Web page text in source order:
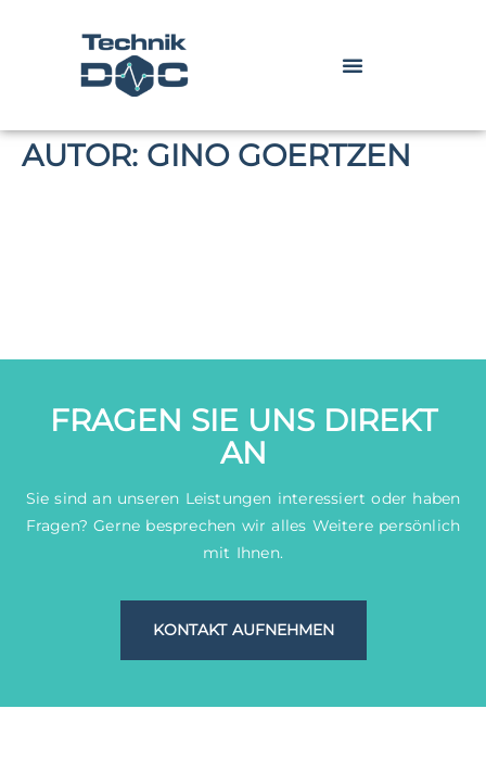
AUTOR: GINO GOERTZEN
FRAGEN SIE UNS DIREKT
AN
Sie sind an unseren Leistungen interessiert oder haben
Fragen? Gerne besprechen wir alles Weitere persönlich
mit Ihnen.
KONTAKT AUFNEHMEN